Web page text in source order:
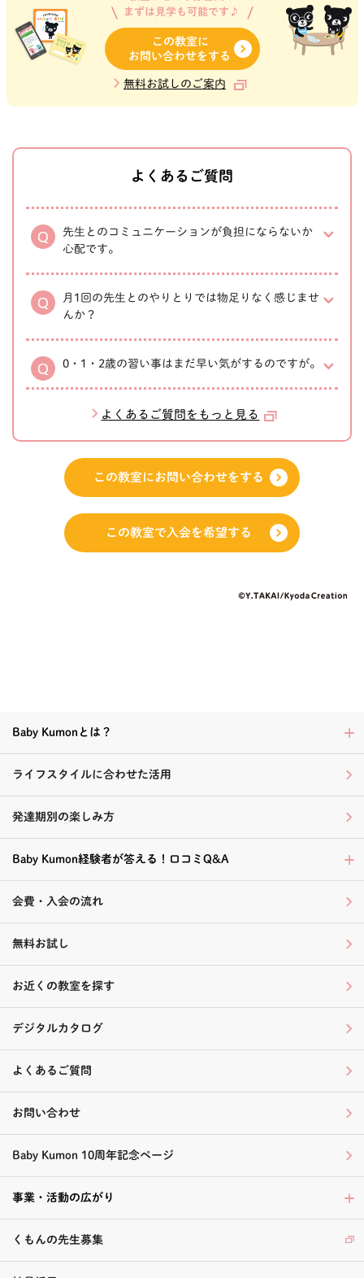
まずは見学も可能です♪
この教室に
お問い合わせをする
無料お試しのご案内
よくあるご質問
先生とのコミュニケーションが負担にならないか
心配です。
月1回の先生とのやりとりでは物足りなく感じませ
んか？
0・1・2歳の習い事はまだ早い気がするのですが。
よくあるご質問をもっと見る
この教室にお問い合わせをする
この教室で入会を希望する
Baby Kumonとは？
ライフスタイルに合わせた活用
発達期別の楽しみ方
Baby Kumon経験者が答える！口コミQ&A
会費・入会の流れ
無料お試し
お近くの教室を探す
デジタルカタログ
よくあるご質問
お問い合わせ
Baby Kumon 10周年記念ページ
事業・活動の広がり
くもんの先生募集